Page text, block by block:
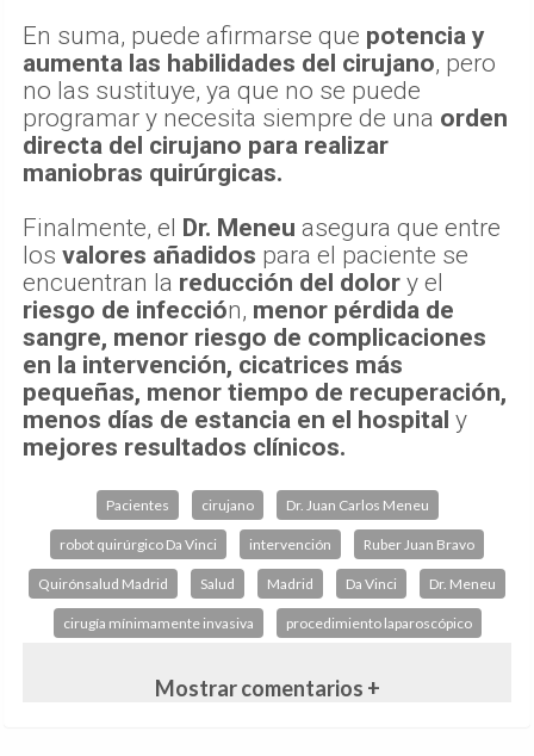
En suma, puede afirmarse que potencia y
aumenta las habilidades del cirujano, pero
no las sustituye, ya que no se puede
programar y necesita siempre de una orden
directa del cirujano para realizar
maniobras quirúrgicas.
Finalmente, el Dr. Meneu asegura que entre
los valores añadidos para el paciente se
encuentran la reducción del dolor y el
riesgo de infección, menor pérdida de
sangre, menor riesgo de complicaciones
en la intervención, cicatrices más
pequeñas, menor tiempo de recuperación,
menos días de estancia en el hospital y
mejores resultados clínicos.
Pacientes cirujano Dr. Juan Carlos Meneu
robot quirúrgico Da Vinci intervención Ruber Juan Bravo
Quirónsalud Madrid Salud Madrid Da Vinci Dr. Meneu
cirugía mínimamente invasiva procedimiento laparoscópico
Mostrar comentarios +